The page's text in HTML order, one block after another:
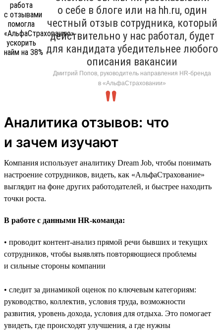
о себе в блоге или на hh.ru, один
честный отзыв сотрудника, который
действительно у нас работал, будет
для кандидата убедительнее любого
описания вакансии
Дмитрий Попов, руководитель направления HR-бренда
в «АльфаСтраховании»
Аналитика отзывов: что
и зачем изучают
Компания использует аналитику Dream Job, чтобы понимать
настроение сотрудников, видеть, как «АльфаСтрахование»
выглядит на фоне других работодателей, и быстрее находить
точки роста.
В работе с данными HR-команда:
• проводит контент-анализ прямой речи бывших и текущих
сотрудников, чтобы выявлять повторяющиеся проблемы
и сильные стороны компании
• следит за динамикой оценок по ключевым категориям:
руководство, коллектив, условия труда, возможности
развития, уровень дохода, условия для отдыха. Это помогает
увидеть, где происходят улучшения, а где нужны